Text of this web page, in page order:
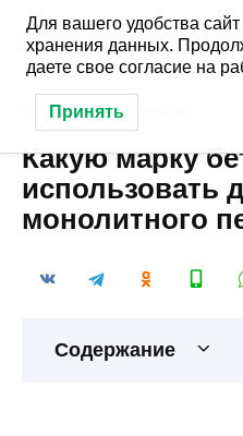
содержанию
ГЛАВНАЯ » ПЕРЕКРЫТИЕ
Какую марку
использовать
монолитного
Содержание
Для вашего удобства
хранения данных.
даете свое согласие на
Принять